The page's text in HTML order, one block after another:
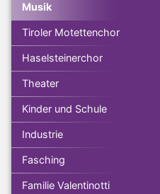
Musik
Tiroler Motettenchor
Haselsteinerchor
Theater
Kinder und Schule
Industrie
Fasching
Familie Valentinotti